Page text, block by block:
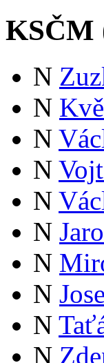
KSČM
N
N
N
N
N
N
N
N
N
N